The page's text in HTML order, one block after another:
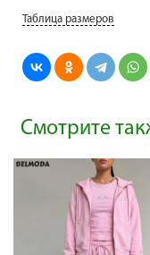
Таблица размеров
Смотрите